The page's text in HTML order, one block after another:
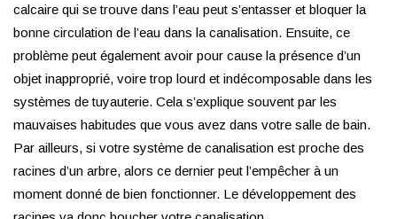
calcaire qui se trouve dans l’eau peut s’entasser et bloquer la
bonne circulation de l’eau dans la canalisation. Ensuite, ce
problème peut également avoir pour cause la présence d’un
objet inapproprié, voire trop lourd et indécomposable dans les
systèmes de tuyauterie. Cela s’explique souvent par les
mauvaises habitudes que vous avez dans votre salle de bain.
Par ailleurs, si votre système de canalisation est proche des
racines d’un arbre, alors ce dernier peut l’empêcher à un
moment donné de bien fonctionner. Le développement des